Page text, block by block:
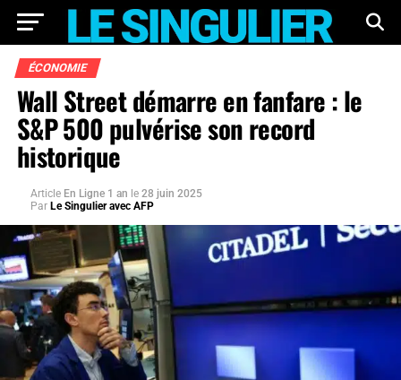
ÉCONOMIE
Wall Street démarre en fanfare : le
S&P 500 pulvérise son record
historique
Article En Ligne 1 an le 28 juin 2025
Par Le Singulier avec AFP